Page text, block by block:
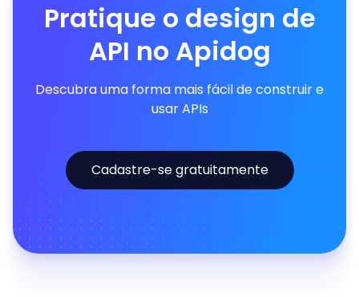
Pratique o design de
API no Apidog
Descubra uma forma mais fácil de construir e
usar APIs
Cadastre-se gratuitamente